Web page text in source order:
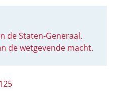
de Staten-Generaal.
de wetgevende macht.
125